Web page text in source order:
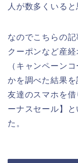
人が数多くいると
なのでこちらの
クーポンなど産
（キャンペーン
かを調べた結果を
友達のスマホを
ーナスセール】
た。